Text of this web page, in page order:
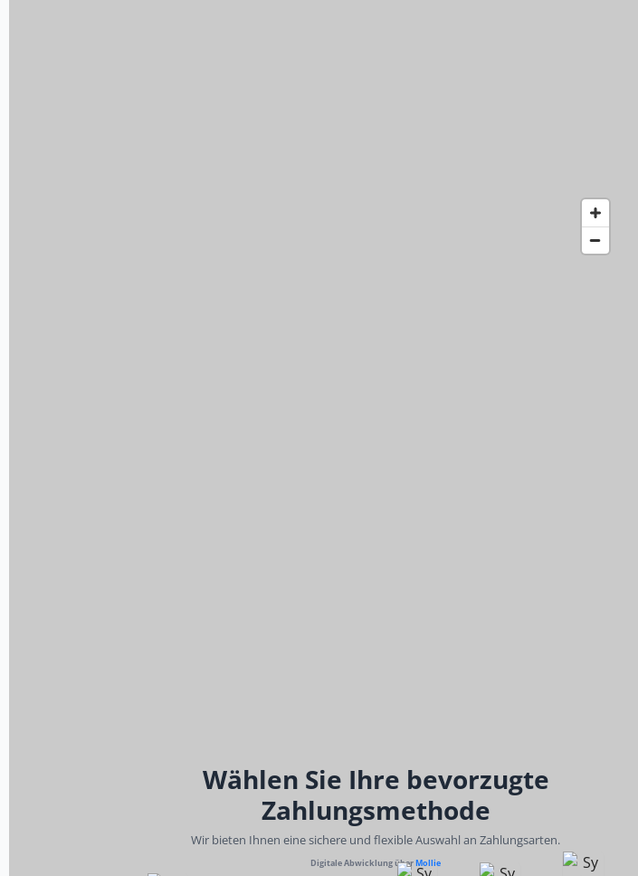
Wählen Sie Ihre bevorzugte
Zahlungsmethode
Wir bieten Ihnen eine sichere und flexible Auswahl an Zahlungsarten.
Digitale Abwicklung überMollie